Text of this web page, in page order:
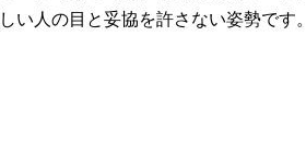
い人の目と妥協を許さない姿勢です。